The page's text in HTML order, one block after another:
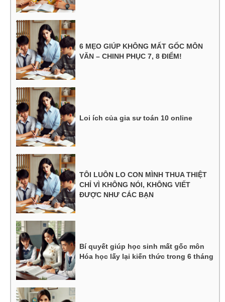
6 MẸO GIÚP KHÔNG MẤT GỐC MÔN
VĂN – CHINH PHỤC 7, 8 ĐIỂM!
Loi ích của gia sư toán 10 online
TÔI LUÔN LO CON MÌNH THUA THIỆT
CHỈ VÌ KHÔNG NÓI, KHÔNG VIẾT
ĐƯỢC NHƯ CÁC BẠN
Bí quyết giúp học sinh mất gốc môn
Hóa học lấy lại kiến thức trong 6 tháng